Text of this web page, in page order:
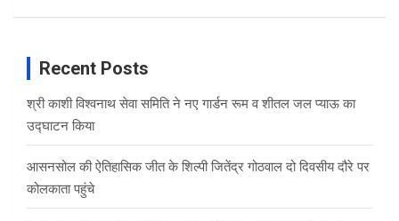
Recent Posts
श्री काशी विश्वनाथ सेवा समिति ने नए गार्डन रूम व शीतल जल प्याऊ का
उद्घाटन किया
आसनसोल की ऐतिहासिक जीत के शिल्पी जितेंद्र गोठवाल दो दिवसीय दौरे पर
कोलकाता पहुंचे